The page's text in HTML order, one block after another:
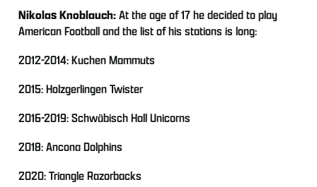
Nikolas Knoblauch:At the age of 17 he decided to play
American Football and the list of his stations is long:
2012-2014: Kuchen Mammuts
2015: Holzgerlingen Twister
2016-2019: Schwäbisch Hall Unicorns
2018: Ancona Dolphins
2020: Triangle Razorbacks